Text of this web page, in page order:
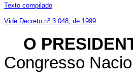
Texto compilado
Vide Decreto nº 3.048, de 1999
O
Congresso